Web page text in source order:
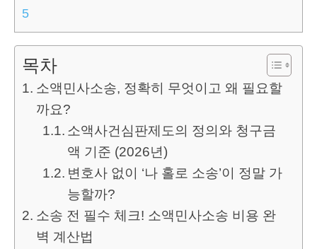
5
목차
소액민사소송, 정확히 무엇이고 왜 필요할
까요?
소액사건심판제도의 정의와 청구금
액 기준 (2026년)
변호사 없이 ‘나 홀로 소송’이 정말 가
능할까?
소송 전 필수 체크! 소액민사소송 비용 완
벽 계산법